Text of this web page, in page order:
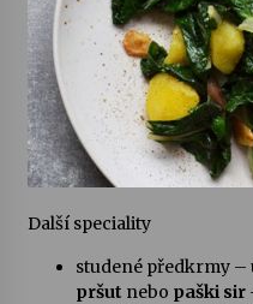
Další speciality
studené předkrmy –
pršut nebo paški sir